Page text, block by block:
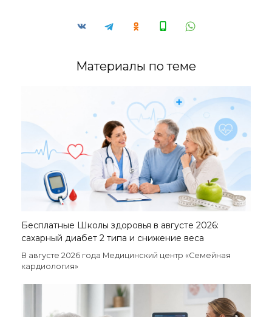
Материалы по теме
Бесплатные Школы здоровья в августе 2026:
сахарный диабет 2 типа и снижение веса
В августе 2026 года Медицинский центр «Семейная
кардиология»